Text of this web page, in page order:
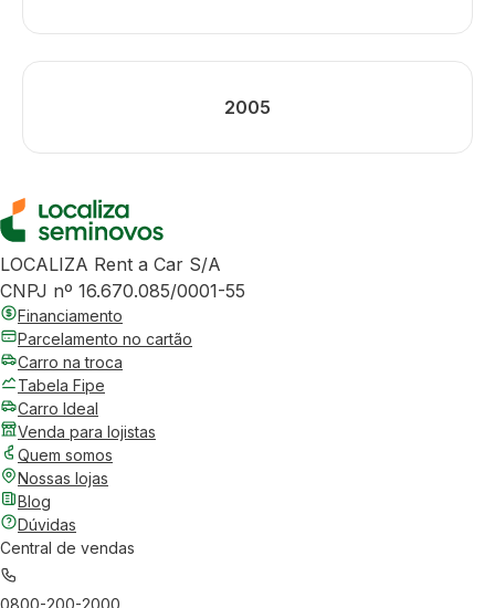
2005
LOCALIZA Rent a Car S/A
CNPJ nº 16.670.085/0001-55
Financiamento
Parcelamento no cartão
Carro na troca
Tabela Fipe
Carro Ideal
Venda para lojistas
Quem somos
Nossas lojas
Blog
Dúvidas
Central de vendas
0800-200-2000